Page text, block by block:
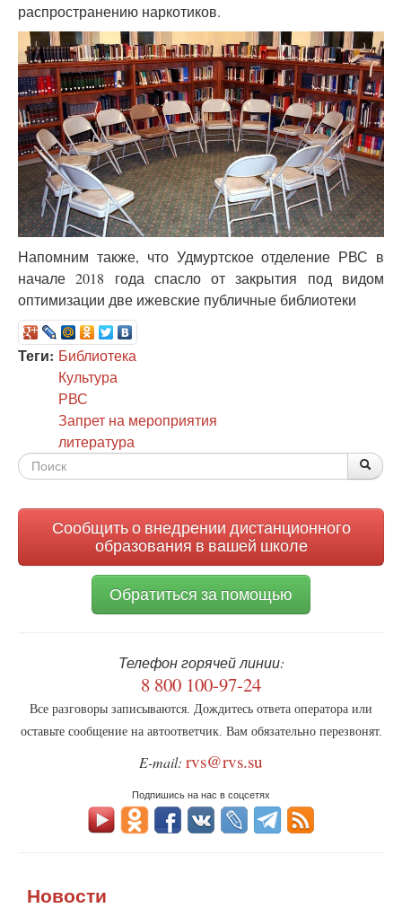
распространению наркотиков.
Напомним также, что Удмуртское отделение РВС в
начале 2018 года спасло от закрытия под видом
оптимизации две ижевские публичные библиотеки
Теги: Библиотека
Культура
РВС
Запрет на мероприятия
литература
Форма
Сообщить о внедрении дистанционного
образования в вашей школе
Обратиться за помощью
Телефон горячей линии:
8 800 100-97-24
Все разговоры записываются. Дождитесь ответа оператора или
оставьте сообщение на автоответчик. Вам обязательно перезвонят.
E-mail: rvs@rvs.su
Подпишись на нас в соцсетях
Новости